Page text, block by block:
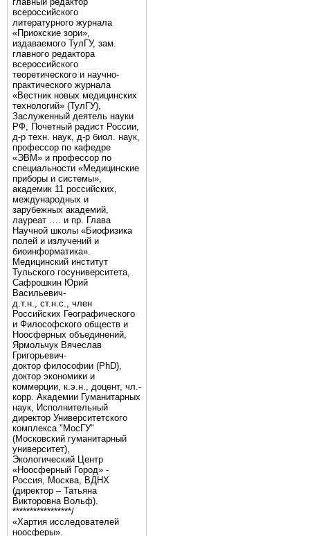
всероссийского
литературного журнала
«Приокские зори»,
издаваемого ТулГУ, зам.
главного редактора
всероссийского
теоретического и научно-
практического журнала
«Вестник новых медицинских
технологий» (ТулГУ),
Заслуженный деятель науки
РФ, Почетный радист России,
д-р техн. наук, д-р биол. наук,
профессор по кафедре
«ЭВМ» и профессор по
специальности «Медицинские
приборы и системы»,
академик 11 российских,
международных и
зарубежных академий,
лауреат …. и пр. Глава
Научной школы «Биофизика
полей и излучений и
биоинформатика».
Медицинский институт
Тульского госуниверситета,
Сафрошкин Юрий
Васильевич-
д.т.н., ст.н.с., член
Российских Географического
и Философского обществ и
Ноосферных объединений,
Ярмольчук Вячеслав
Григорьевич-
доктор философии (PhD),
доктор экономики и
коммерции, к.э.н., доцент, чл.-
корр. Академии Гуманитарных
наук, Исполнительный
директор Университетского
комплекса "МосГУ"
(Московский гуманитарный
университет),
Экологический Центр
«Ноосферный Город» -
Россия, Москва, ВДНХ
(директор – Татьяна
Викторовна Вольф).
*****************/
«Хартия исследователей
ноосферы».